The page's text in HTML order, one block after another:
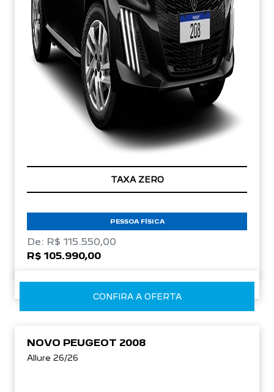
TAXA ZERO
PESSOA FÍSICA
De: R$ 115.550,00
R$ 105.990,00
CONFIRA A OFERTA
NOVO PEUGEOT 2008
Allure 26/26